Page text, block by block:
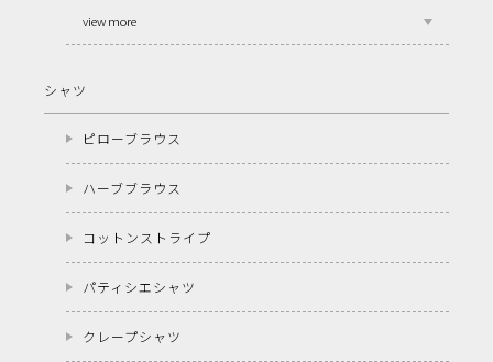
view more
シャツ
ピローブラウス
ハーブブラウス
コットンストライプ
パティシエシャツ
クレープシャツ